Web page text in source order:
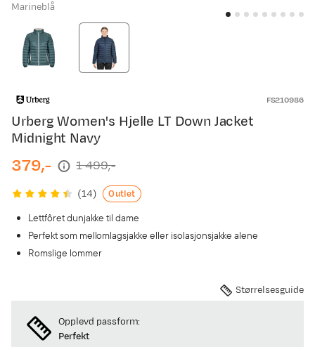
Marineblå
FS210986
Urberg Women's Hjelle LT Down Jacket
Midnight Navy
discounted
price
379,-
original
price
1 499,-
(14)
Outlet
Lettfôret dunjakke til dame
Perfekt som mellomlagsjakke eller isolasjonsjakke alene
Romslige lommer
Størrelsesguide
Opplevd passform:
Perfekt